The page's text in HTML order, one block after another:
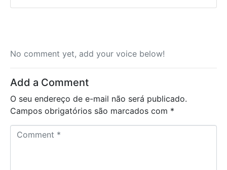
No comment yet, add your voice below!
Add a Comment
O seu endereço de e-mail não será publicado.
Campos obrigatórios são marcados com *